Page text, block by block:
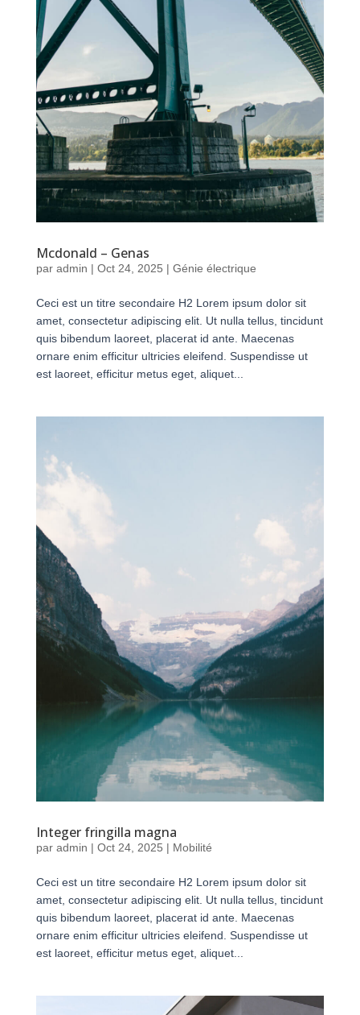
Mcdonald – Genas
par admin | Oct 24, 2025 | Génie électrique
Ceci est un titre secondaire H2 Lorem ipsum dolor sit
amet, consectetur adipiscing elit. Ut nulla tellus, tincidunt
quis bibendum laoreet, placerat id ante. Maecenas
ornare enim efficitur ultricies eleifend. Suspendisse ut
est laoreet, efficitur metus eget, aliquet...
Integer fringilla magna
par admin | Oct 24, 2025 | Mobilité
Ceci est un titre secondaire H2 Lorem ipsum dolor sit
amet, consectetur adipiscing elit. Ut nulla tellus, tincidunt
quis bibendum laoreet, placerat id ante. Maecenas
ornare enim efficitur ultricies eleifend. Suspendisse ut
est laoreet, efficitur metus eget, aliquet...